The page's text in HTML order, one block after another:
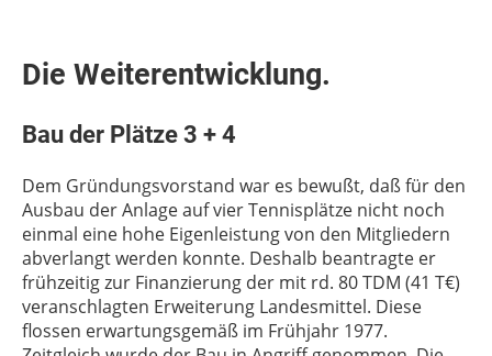
Die Weiterentwicklung.
Bau der Plätze 3 + 4
Dem Gründungsvorstand war es bewußt, daß für den
Ausbau der Anlage auf vier Tennisplätze nicht noch
einmal eine hohe Eigenleistung von den Mitgliedern
abverlangt werden konnte. Deshalb beantragte er
frühzeitig zur Finanzierung der mit rd. 80 TDM (41 T€)
veranschlagten Erweiterung Landesmittel. Diese
flossen erwartungsgemäß im Frühjahr 1977.